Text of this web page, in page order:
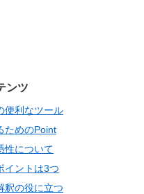
ンツ
便利なツール
ためのPoint
性について
イントは3つ
釈の役に立つ